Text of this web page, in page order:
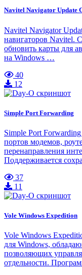
Navitel Navigator Update
Navitel Navigator
навигаторов Navitel.
обновить карты для
на Windows …
40
12
Simple Port Forwarding
Simple Port
портов модемов,
перенаправления
Поддерживается
37
11
Vole Windows Expedition
Vole Windows
для Windows,
позволяющих
отдельности.